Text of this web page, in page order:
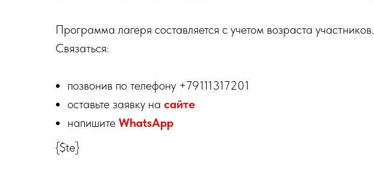
Программа лагеря составляется с учетом возраста участников.
Связаться:
позвонив по телефону +79111317201
оставьте заявку на сайте
напишите WhatsApp
{$te}